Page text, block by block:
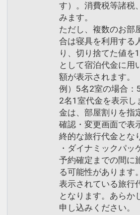
駅へのお送り（予約制／チ
にフロントでお申し出く
・火～土曜日（祝日・祝
00～10：00まで
※１２／２９～１／４は運
※乗車定員に制限がござ
かじめご了承くださいま
詳しい時刻は直接ホテル
ください。
電話番号：０８９７－３
●松山自動車道新居浜ＩＣ
す）。消費税等諸税
みます。
ただし、複数のお部
合は寝具を利用する
り、切り捨てた値を
として宿泊代金に用
額が表示されます。
例）5名2室の場合
2名1室代金を表示し
金は、部屋割りを指
確認・変更画面で表
終的な旅行代金とな
・ダイナミックパッ
予約確定までの間に
る可能性があります
表示されている旅行
となります。あらか
申し込みください。